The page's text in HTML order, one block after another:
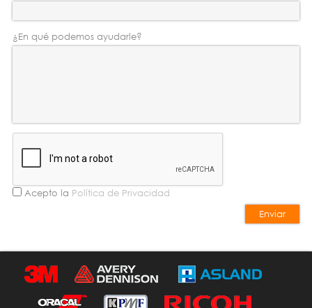
¿En qué podemos ayudarle?
Acepto la Política de Privacidad